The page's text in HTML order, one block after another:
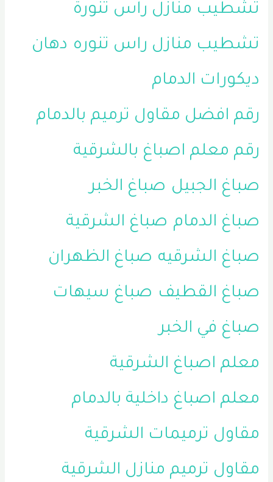
تشطيب منازل راس تنورة
تشطيب منازل راس تنوره دهان
ديكورات الدمام
رقم افضل مقاول ترميم بالدمام
رقم معلم اصباغ بالشرقية
صباغ الجبيل صباغ الخبر
صباغ الدمام صباغ الشرقية
صباغ الشرقيه صباغ الظهران
صباغ القطيف صباغ سيهات
صباغ في الخبر
معلم اصباغ الشرقية
معلم اصباغ داخلية بالدمام
مقاول ترميمات الشرقية
مقاول ترميم منازل الشرقية